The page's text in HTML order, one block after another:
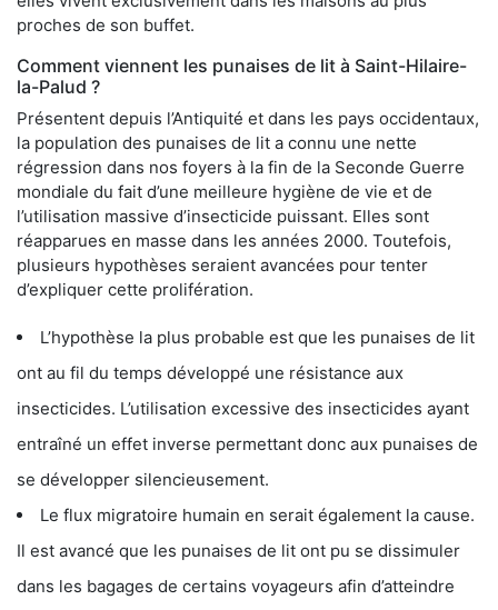
proches de son buffet.
Comment viennent les punaises de lit à Saint-Hilaire-
la-Palud ?
Présentent depuis l’Antiquité et dans les pays occidentaux,
la population des punaises de lit a connu une nette
régression dans nos foyers à la fin de la Seconde Guerre
mondiale du fait d’une meilleure hygiène de vie et de
l’utilisation massive d’insecticide puissant. Elles sont
réapparues en masse dans les années 2000. Toutefois,
plusieurs hypothèses seraient avancées pour tenter
d’expliquer cette prolifération.
L’hypothèse la plus probable est que les punaises de lit
ont au fil du temps développé une résistance aux
insecticides. L’utilisation excessive des insecticides ayant
entraîné un effet inverse permettant donc aux punaises de
se développer silencieusement.
Le flux migratoire humain en serait également la cause.
Il est avancé que les punaises de lit ont pu se dissimuler
dans les bagages de certains voyageurs afin d’atteindre